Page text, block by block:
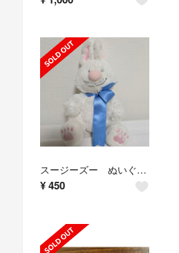
スージーズー ぬいぐるみ
¥450